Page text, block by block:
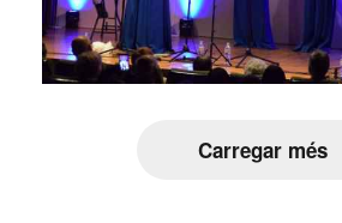
Carregar més